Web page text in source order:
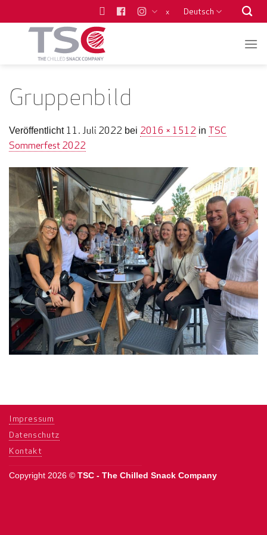
Inhalt
x Deutsch
Gruppenbild
Veröffentlicht 11. Juli 2022 bei 2016 × 1512 in TSC
Sommerfest 2022
Impressum
Datenschutz
Kontakt
Copyright 2026 © TSC - The Chilled Snack Company